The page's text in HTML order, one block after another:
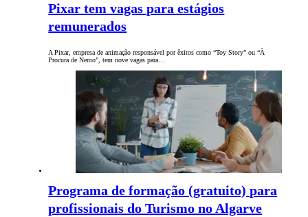
Pixar tem vagas para estágios
remunerados
A Pixar, empresa de animação responsável por êxitos como “Toy Story” ou “À
Procura de Nemo”, tem nove vagas para…
Programa de formação (gratuito) para
profissionais do Turismo no Algarve